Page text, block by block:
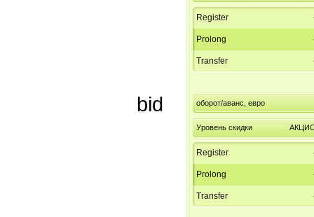
Register
Prolong
Transfer
bid оборот/аванс, евро
Уровень скидки
Register
Prolong
Transfer